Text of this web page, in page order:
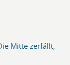
Mitte zerfällt,